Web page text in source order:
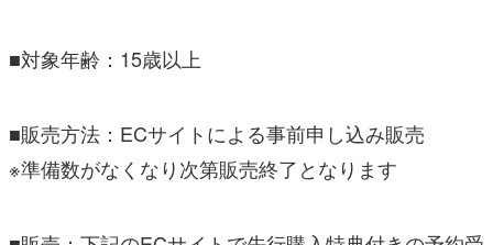
■対象年齢：15歳以上
■販売方法：ECサイトによる事前申し込み販売
※準備数がなくなり次第販売終了となります